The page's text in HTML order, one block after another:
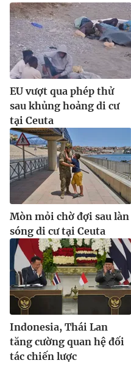
EU vượt qua phép thử
sau khủng hoảng di cư
tại Ceuta
Mòn mỏi chờ đợi sau làn
sóng di cư tại Ceuta
Indonesia, Thái Lan
tăng cường quan hệ đối
tác chiến lược